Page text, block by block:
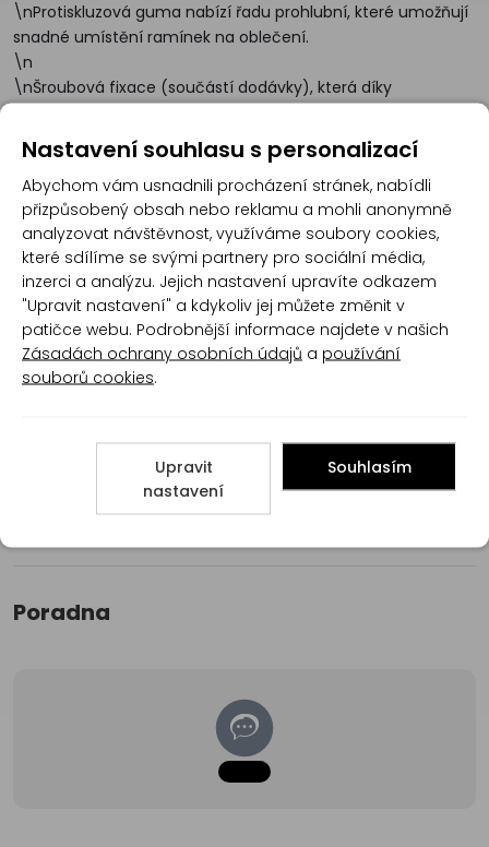
\nProtiskluzová guma nabízí řadu prohlubní, které umožňují
snadné umístění ramínek na oblečení.
\n
\nŠroubová fixace (součástí dodávky), která díky
\n
\nObsahuje předfixační lepidlo pro usnadnění montáže.
\n
\nMaximální podporovaná hmotnost: 5 kg.
Recenze
Produkt zatím nemá žádné hodnocení,
Přidat hodnocení
Poradna
Nastavení souhlasu s personalizací
Abychom vám usnadnili procházení stránek, nabídli
přizpůsobený obsah nebo reklamu a mohli anonymně
analyzovat návštěvnost, využíváme soubory cookies,
které sdílíme se svými partnery pro sociální média,
inzerci a analýzu. Jejich nastavení upravíte odkazem
"Upravit nastavení" a kdykoliv jej můžete změnit v
patičce webu. Podrobnější informace najdete v našich
Zásadách ochrany osobních údajů a používání
souborů cookies.
Upravit
nastavení
Souhlasím